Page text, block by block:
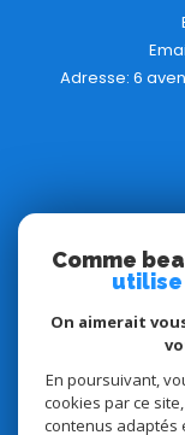
Adresse: 6
Comme
utilise
On aimerait
En poursuivant,
cookies par ce
contenus adaptés